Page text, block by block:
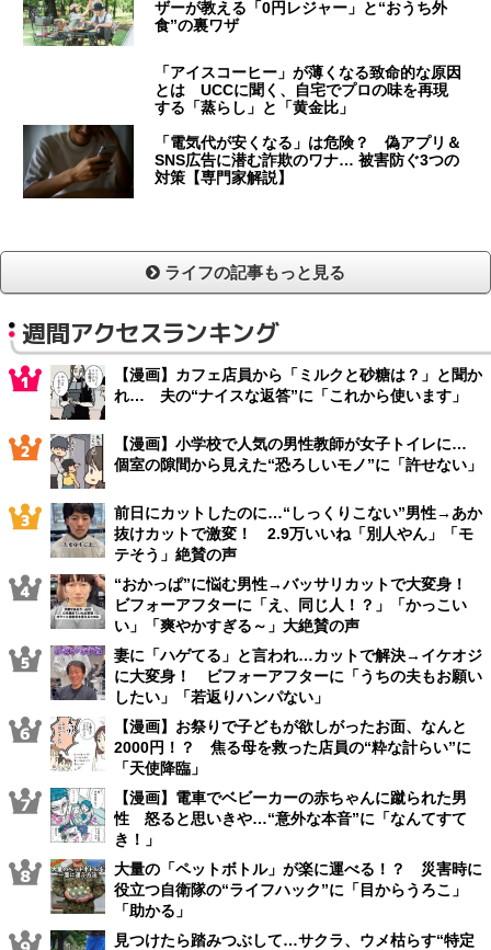
ザーが教える「0円レジャー」と“おうち外
食”の裏ワザ
「アイスコーヒー」が薄くなる致命的な原因
とは UCCに聞く、自宅でプロの味を再現
する「蒸らし」と「黄金比」
「電気代が安くなる」は危険？ 偽アプリ＆
SNS広告に潜む詐欺のワナ… 被害防ぐ3つの
対策【専門家解説】
ライフの記事もっと見る
週間アクセスランキング
【漫画】カフェ店員から「ミルクと砂糖は？」と聞か
れ… 夫の“ナイスな返答”に「これから使います」
【漫画】小学校で人気の男性教師が女子トイレに…
個室の隙間から見えた“恐ろしいモノ”に「許せない」
前日にカットしたのに…“しっくりこない”男性→あか
抜けカットで激変！ 2.9万いいね「別人やん」「モ
テそう」絶賛の声
“おかっぱ”に悩む男性→バッサリカットで大変身！
ビフォーアフターに「え、同じ人！？」「かっこい
い」「爽やかすぎる～」大絶賛の声
妻に「ハゲてる」と言われ…カットで解決→イケオジ
に大変身！ ビフォーアフターに「うちの夫もお願い
したい」「若返りハンパない」
【漫画】お祭りで子どもが欲しがったお面、なんと
2000円！？ 焦る母を救った店員の“粋な計らい”に
「天使降臨」
【漫画】電車でベビーカーの赤ちゃんに蹴られた男
性 怒ると思いきや…“意外な本音”に「なんてすて
き！」
大量の「ペットボトル」が楽に運べる！？ 災害時に
役立つ自衛隊の“ライフハック”に「目からうろこ」
「助かる」
見つけたら踏みつぶして…サクラ、ウメ枯らす“特定